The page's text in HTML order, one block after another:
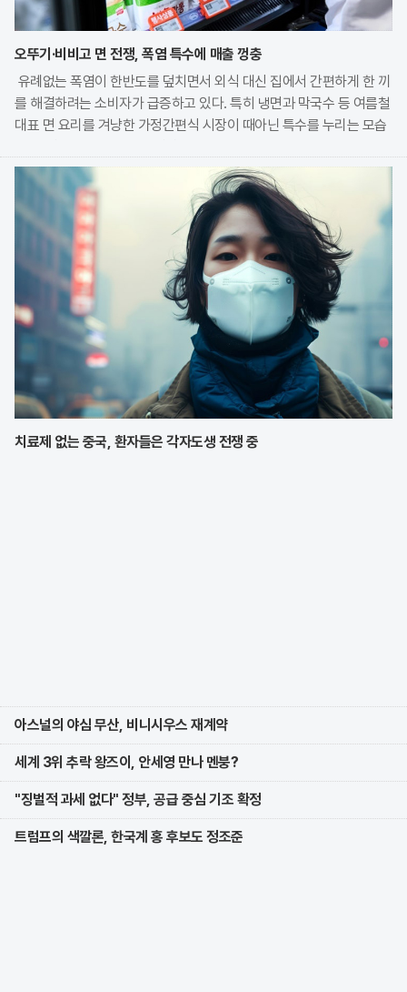
오뚜기·비비고 면 전쟁, 폭염 특수에 매출 껑충
유례없는 폭염이 한반도를 덮치면서 외식 대신 집에서 간편하게 한 끼
를 해결하려는 소비자가 급증하고 있다. 특히 냉면과 막국수 등 여름철
대표 면 요리를 겨냥한 가정간편식 시장이 때아닌 특수를 누리는 모습
앞세워 시장 점유율 확대에 박차를 가하고
치료제 없는 중국, 환자들은 각자도생 전쟁 중
아스널의 야심 무산, 비니시우스 재계약
세계 3위 추락 왕즈이, 안세영 만나 멘붕?
"징벌적 과세 없다" 정부, 공급 중심 기조 확정
트럼프의 색깔론, 한국계 홍 후보도 정조준